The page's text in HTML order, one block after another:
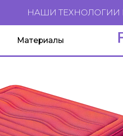
НАШИ ТЕХНОЛОГИИ НА
Материалы